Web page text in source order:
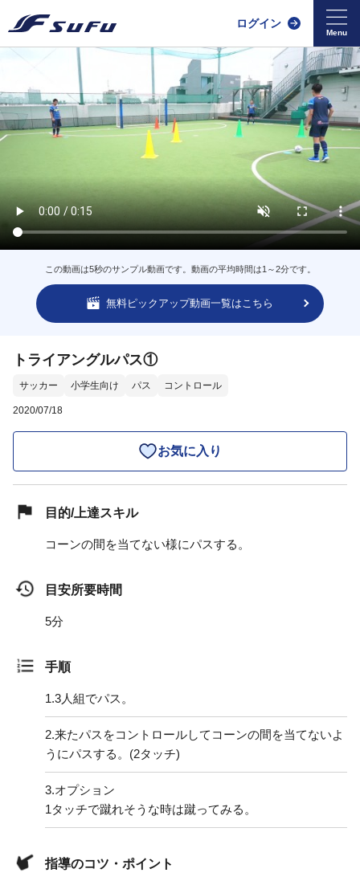
ログイン
この動画は5秒のサンプル動画です。動画の平均時間は1～2分です。
無料ピックアップ動画一覧はこちら
トライアングルパス①
サッカー 小学生向け パス コントロール
2020/07/18
お気に入り
目的/上達スキル
コーンの間を当てない様にパスする。
目安所要時間
5分
手順
1.3人組でパス。
2.来たパスをコントロールしてコーンの間を当てないよ
うにパスする。(2タッチ)
3.オプション
1タッチで蹴れそうな時は蹴ってみる。
指導のコツ・ポイント